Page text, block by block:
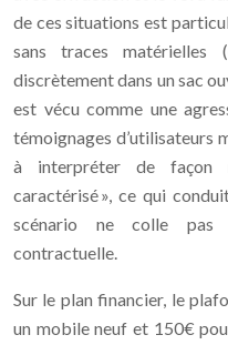
de ces situations est
sans traces matérielles
discrètement dans un sac
est vécu comme une
témoignages d’utilisateurs
à interpréter de façon
caractérisé », ce qui
scénario ne colle pas
contractuelle.
Sur le plan financier, le
un mobile neuf et 150€